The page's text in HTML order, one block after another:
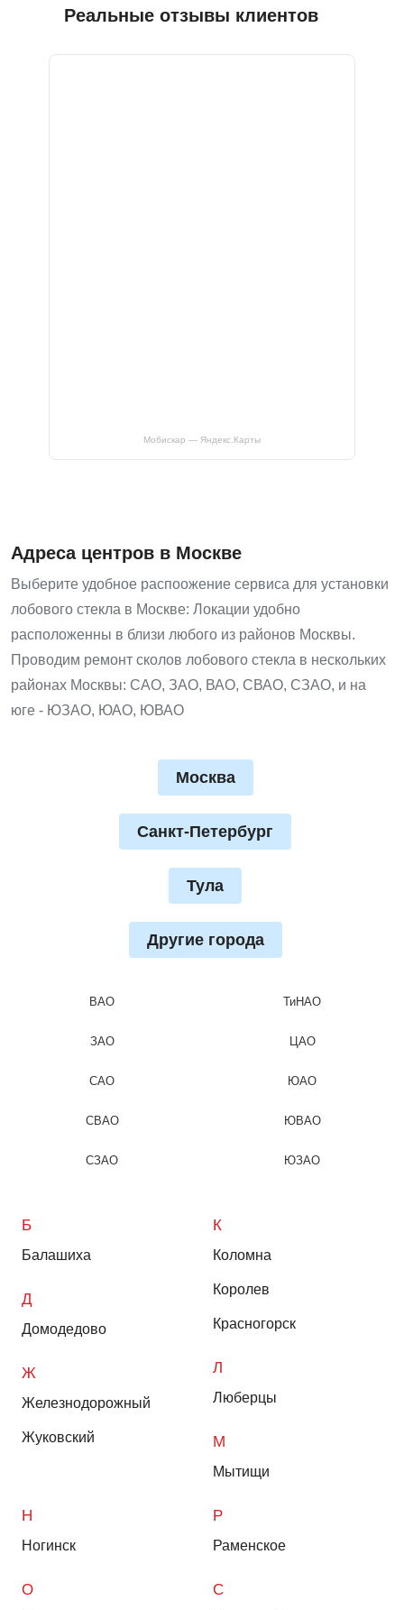
Реальные отзывы клиентов
Мобискар — Яндекс.Карты
Адреса центров в Москве
Выберите удобное распоожение сервиса для установки
лобового стекла в Москве: Локации удобно
расположенны в близи любого из районов Москвы.
Проводим ремонт сколов лобового стекла в нескольких
районах Москвы: САО, ЗАО, ВАО, СВАО, СЗАО, и на
юге - ЮЗАО, ЮАО, ЮВАО
Москва
Санкт-Петербург
Тула
Другие города
ВАО
ЗАО
САО
СВАО
СЗАО
ТиНАО
ЦАО
ЮАО
ЮВАО
ЮЗАО
Б
Балашиха
Д
Домодедово
Ж
Железнодорожный
Жуковский
К
Коломна
Королев
Красногорск
Л
Люберцы
М
Мытищи
Н
Ногинск
О
Р
Раменское
С